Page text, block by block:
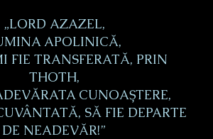
„LORD AZAZEL,
APOLINICĂ,
FIE TRANSFERATĂ, PRIN
THOTH,
CUNOAȘTERE,
SĂ FIE DEPARTE
DE NEADEVĂR!”